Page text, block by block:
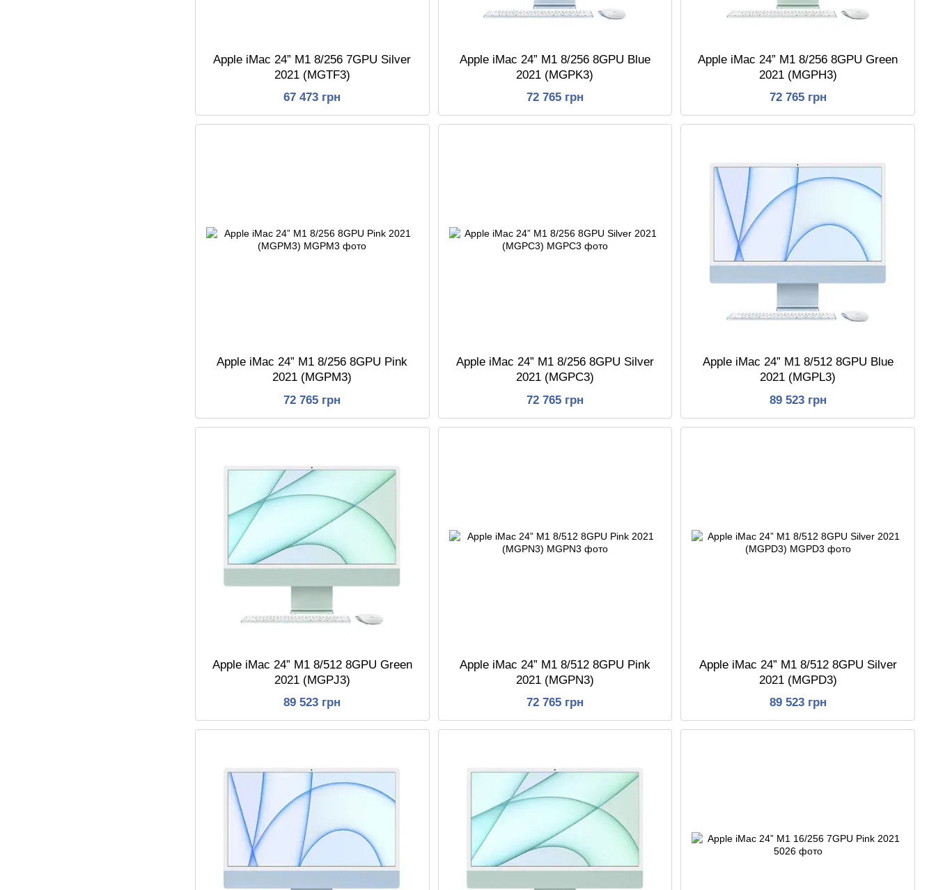
Apple iMac 24” M1 8/256 7GPU Silver
2021 (MGTF3)
67 473 грн
Apple iMac 24” M1 8/256 8GPU Blue
2021 (MGPK3)
72 765 грн
Apple iMac 24” M1 8/256 8GPU Green
2021 (MGPH3)
72 765 грн
Apple iMac 24” M1 8/256 8GPU Pink
2021 (MGPM3)
72 765 грн
Apple iMac 24” M1 8/256 8GPU Silver
2021 (MGPC3)
72 765 грн
Apple iMac 24” M1 8/512 8GPU Blue
2021 (MGPL3)
89 523 грн
Apple iMac 24” M1 8/512 8GPU Green
2021 (MGPJ3)
89 523 грн
Apple iMac 24” M1 8/512 8GPU Pink
2021 (MGPN3)
72 765 грн
Apple iMac 24” M1 8/512 8GPU Silver
2021 (MGPD3)
89 523 грн